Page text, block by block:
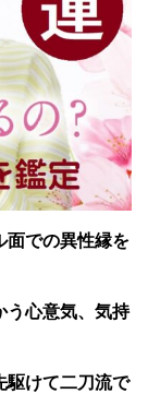
面での異性縁を
う心意気、気持
駆けて二刀流で